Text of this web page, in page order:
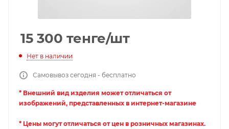
15 300 тенге/шт
Нет в наличии
Самовывоз сегодня - бесплатно
* Внешний вид изделия может отличаться от
изображений, представленных в интернет-магазине
* Цены могут отличаться от цен в розничных магазинах.